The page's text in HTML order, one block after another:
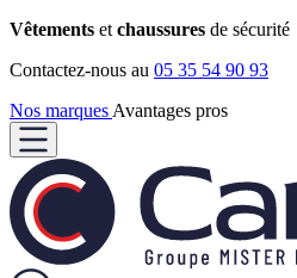
Vêtements et chaussures de sécurité
Contactez-nous au 05 35 54 90 93
Nos marques Avantages pros